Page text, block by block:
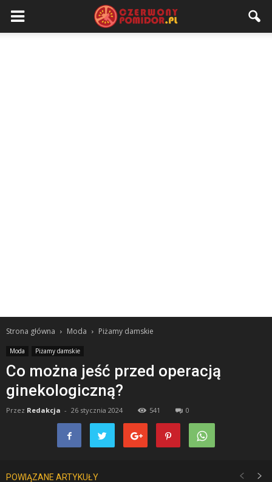
Strona główna Moda Piżamy damskie
Moda Piżamy damskie
Co można jeść przed operacją
ginekologiczną?
Przez Redakcja - 26 stycznia 2024 541 0
POWIĄZANE ARTYKUŁY